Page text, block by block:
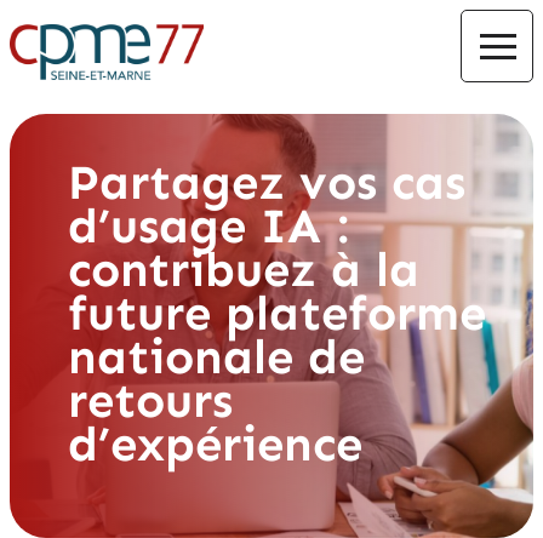
Partagez vos cas
d’usage IA :
contribuez à la
future plateforme
nationale de
retours
d’expérience